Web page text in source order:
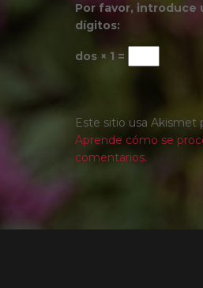
Por favor, introduce
dígitos:
dos × 1 =
Este sitio usa Akismet
Aprende cómo se
comentarios.